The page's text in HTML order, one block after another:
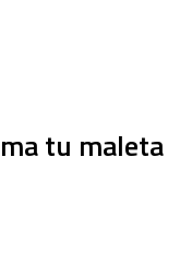
tu maleta